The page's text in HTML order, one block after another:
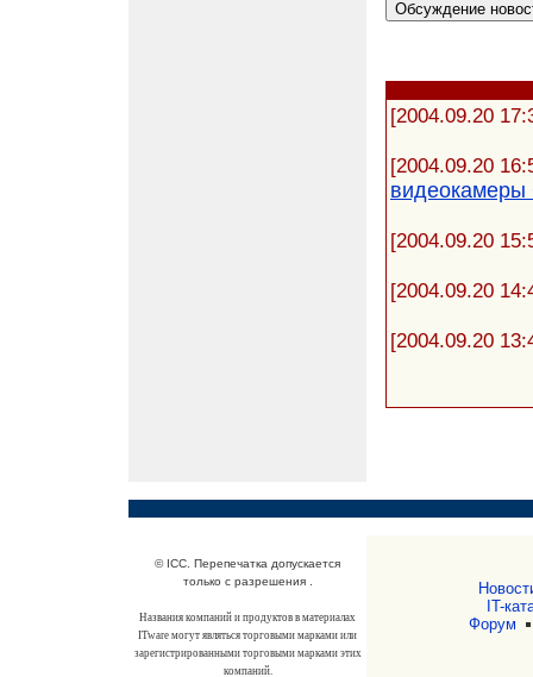
[2004.09.20
[2004.09.20
видеокамеры
[2004.09.20
[2004.09.20
[2004.09.20
© ICC. Перепечатка допускается
только с разрешения .
Названия компаний и продуктов в материалах
ITware могут являться торговыми марками или
зарегистрированными торговыми марками этих
компаний.
IT-
Форум